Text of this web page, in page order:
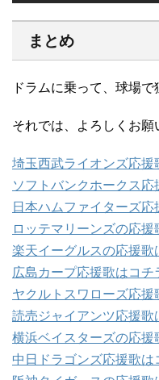
まとめ
ドラムに乗って、球場
それでは、よろしくお願
埼玉西武ライオンズ応援
ソフトバンクホークス応
日本ハムファイターズ応
ロッテマリーンズの応援
楽天イーグルスの応援歌
広島カープ応援歌はコチ
ヤクルトスワローズ応援
読売ジャイアンツ応援歌
横浜ベイスターズの応援
中日ドラゴンズ応援歌は